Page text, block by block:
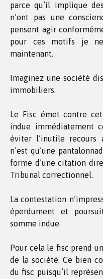
parce qu’il implique
n’ont pas une
pensent agir
pour ces motifs je
maintenant.
Imaginez une société
immobiliers.
Le Fisc émet contre
indue immédiatement
éviter l’inutile recours
n’est qu’une
forme d’une citation
Tribunal correctionnel.
La contestation
éperdument et
somme indue.
Pour cela le fisc prend
de la société. Ce bien
du fisc puisqu’il